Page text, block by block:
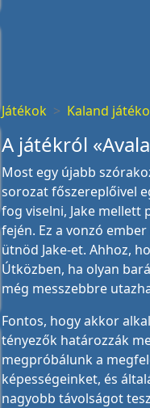
Játékok Kaland
A játékról
Most egy újabb
sorozat főszereplőivel
fog viselni, Jake mellett
fején. Ez a vonzó
ütnöd Jake-et. Ahhoz,
Útközben, ha olyan
még messzebbre
Fontos, hogy akkor
tényezők határozzák
megpróbálunk a
képességeinket, és
nagyobb távolságot